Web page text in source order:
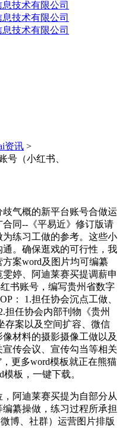
资讯 >
号（小红书、
气概的新平台账号合做运
同--《平易近》修订版请
练习工做的参考。这些小
。确保逛戏的可行性，我
案word及图片均可编纂
婷、阿迪莱赛买提调薪申
书账号，编写贵州省数字
： 1.担任协会沉点工做、
担任协会内部刊物《贵州
存案以及空间扩容、微信
材料的摄影摄像工做以及
传会议、宣传勾当等相关
更多word模板就正在熊猫
板，一键下载。
阿迪莱赛买提为自部分从
纂操做，练习过程所承担
博、社群）运营图片排版